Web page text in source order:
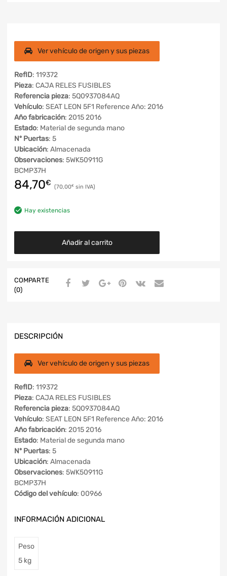
Ver vehículo de origen y sus piezas
RefID: 119372
Pieza: CAJA RELES FUSIBLES
Referencia pieza: 5Q0937084AQ
Vehículo: SEAT LEON 5F1 Reference Año: 2016
Año fabricación: 2015 2016
Estado: Material de segunda mano
Nº Puertas: 5
Ubicación: Almacenada
Observaciones: 5WK50911G
BCMP37H
84,70€ 70,00€
Hay existencias
Añadir al carrito
COMPARTE
(0)
DESCRIPCIÓN
Ver vehículo de origen y sus piezas
RefID: 119372
Pieza: CAJA RELES FUSIBLES
Referencia pieza: 5Q0937084AQ
Vehículo: SEAT LEON 5F1 Reference Año: 2016
Año fabricación: 2015 2016
Estado: Material de segunda mano
Nº Puertas: 5
Ubicación: Almacenada
Observaciones: 5WK50911G
BCMP37H
Código del vehículo: 00966
INFORMACIÓN ADICIONAL
Peso
5 kg